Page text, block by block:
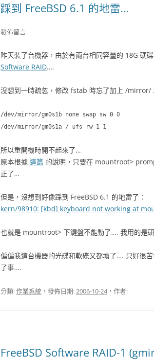
踩到 FreeBSD 6.1 的地雷…
發佈留言
昨天裝了台機器，由於有兩台相同容量的 18G
Software RAID….
沒想到一時疏忽，修改 fstab 時忘了加上 /mirror/
/dev/mirror/gm0s1b none swap sw 0 0
/dev/mirror/gm0s1a / ufs rw 1 1
所以重開機時開不起來了…
原本根據 這篇 的說明，只要在 mountroot>
正了…
但是，沒想到好像踩到 FreeBSD 6.1 的地雷了：
kern/98910: [kbd] keyboard not working at
也就是 mountroot> 下鍵盤不能動了…. 我用的是
偏偏我這台機器的光碟和軟碟又都壞了…. 只好很
了事….
分類:作業系統 ，發佈日期:2006-10-24，作者:
FreeBSD Software RAID-1